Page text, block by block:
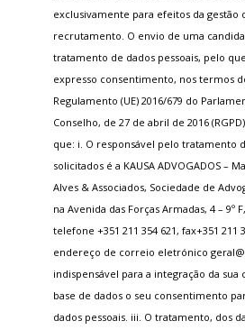
exclusivamente para efeitos da gestão
recrutamento. O envio de uma
tratamento de dados pessoais, pelo
expresso consentimento, nos termos
Regulamento (UE) 2016/679 do
Conselho, de 27 de abril de 2016
que: i. O responsável pelo tratamento
solicitados é a KAUSA ADVOGADOS –
Alves & Associados, Sociedade de
na Avenida das Forças Armadas, 4 – 9º
telefone +351 211 354 621, fax+351 211
endereço de correio eletrónico
indispensável para a integração da sua
base de dados o seu consentimento
dados pessoais. iii. O tratamento, dos